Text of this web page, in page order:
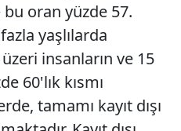
oran yüzde 57.
yaşlılarda
insanların ve 15
60'lık kısmı
tamamı kayıt dışı